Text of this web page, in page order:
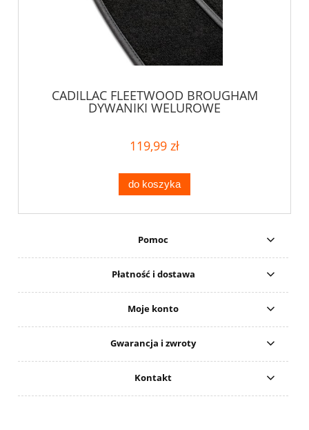
CADILLAC FLEETWOOD BROUGHAM
DYWANIKI WELUROWE
119,99 zł
do koszyka
Pomoc
Płatność i dostawa
Moje konto
Gwarancja i zwroty
Kontakt